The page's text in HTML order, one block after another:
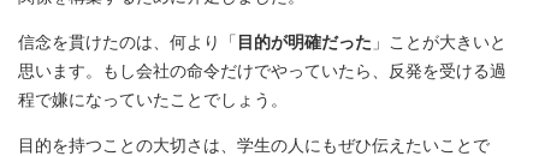
信念を貫けたのは、何より「目的が明確だった 」ことが大きいと
思います。もし会社の命令だけでやっていたら、反発を受ける過
程で嫌になっていたことでしょう。
目的を持つことの大切さは、学生の人にもぜひ伝えたいことで